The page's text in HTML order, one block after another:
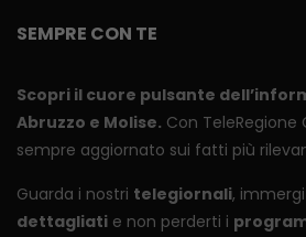
SEMPRE CON TE
Scopri il cuore pulsante
Abruzzo e Molise. Con TeleRegione
sempre aggiornato sui fatti più
Guarda i nostri telegiornali,
dettagliati e non perderti i